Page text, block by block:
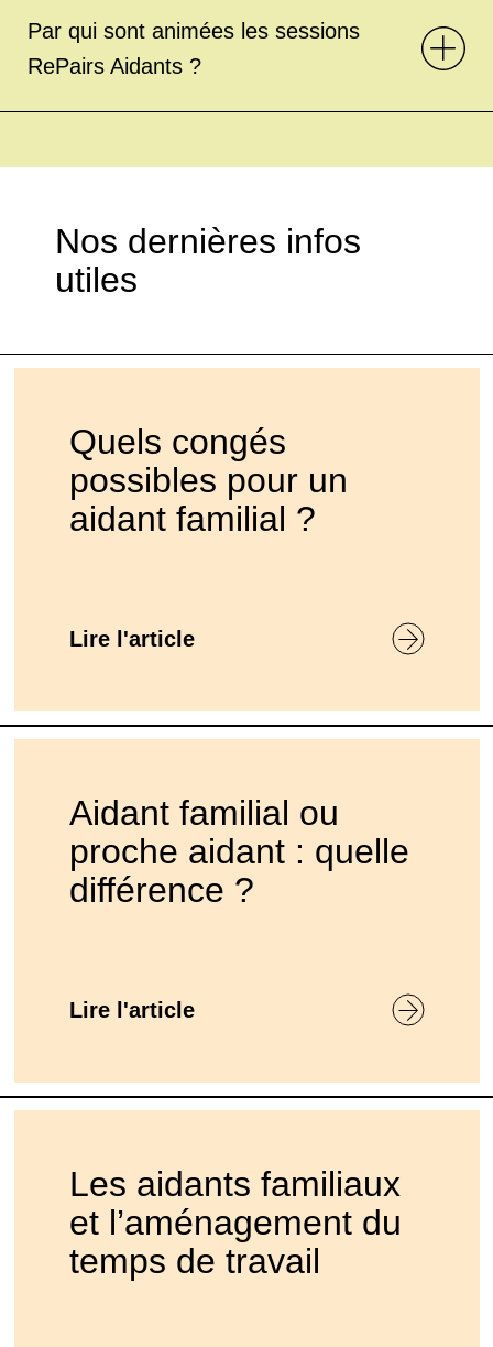
Par qui sont animées les sessions
RePairs Aidants ?
Nos dernières infos
utiles
Quels congés
possibles pour un
aidant familial ?
Lire l'article
Aidant familial ou
proche aidant : quelle
différence ?
Lire l'article
Les aidants familiaux
et l’aménagement du
temps de travail